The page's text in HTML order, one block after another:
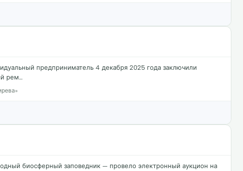
предприниматель 4 декабря 2025 года заключили
рем…
биосферный заповедник — провело электронный аукцион на